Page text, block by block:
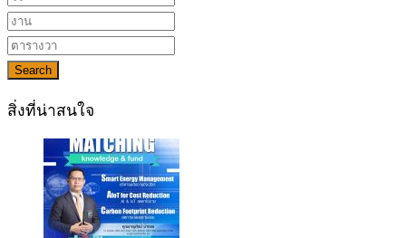
Search
สิ่งที่น่าสนใจ